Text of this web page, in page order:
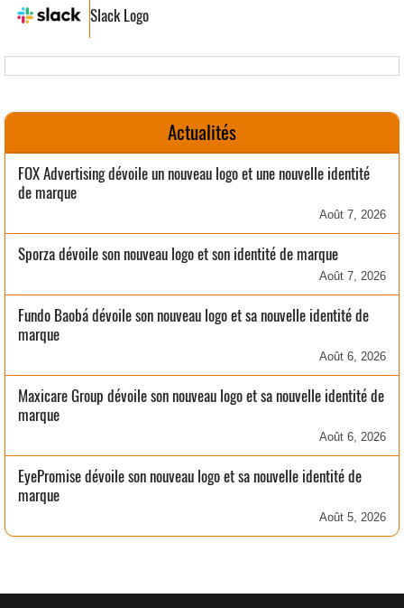
Slack Logo
Actualités
FOX Advertising dévoile un nouveau logo et une nouvelle identité
de marque
Août 7, 2026
Sporza dévoile son nouveau logo et son identité de marque
Août 7, 2026
Fundo Baobá dévoile son nouveau logo et sa nouvelle identité de
marque
Août 6, 2026
Maxicare Group dévoile son nouveau logo et sa nouvelle identité de
marque
Août 6, 2026
EyePromise dévoile son nouveau logo et sa nouvelle identité de
marque
Août 5, 2026